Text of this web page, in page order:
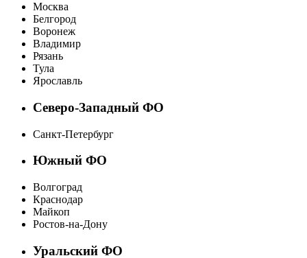
Москва
Белгород
Воронеж
Владимир
Рязань
Тула
Ярославль
Северо-Западный ФО
Санкт-Петербург
Южный ФО
Волгоград
Краснодар
Майкоп
Ростов-на-Дону
Уральский ФО